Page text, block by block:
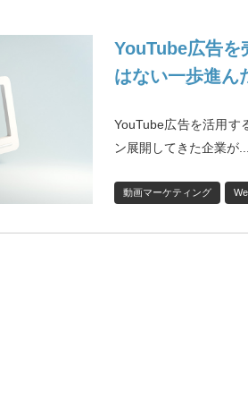
YouTube広告を
はない一歩進ん
YouTube広告を活用す
ン展開してきた企業が...
動画マーケティング